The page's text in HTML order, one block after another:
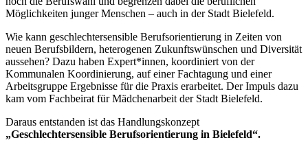
Möglichkeiten junger Menschen – auch in der Stadt Bielefeld.
Wie kann geschlechtersensible Berufsorientierung in Zeiten von
neuen Berufsbildern, heterogenen Zukunftswünschen und Diversität
aussehen? Dazu haben Expert*innen, koordiniert von der
Kommunalen Koordinierung, auf einer Fachtagung und einer
Arbeitsgruppe Ergebnisse für die Praxis erarbeitet. Der Impuls dazu
kam vom Fachbeirat für Mädchenarbeit der Stadt Bielefeld.
Daraus entstanden ist das Handlungskonzept
„Geschlechtersensible Berufsorientierung in Bielefeld“.